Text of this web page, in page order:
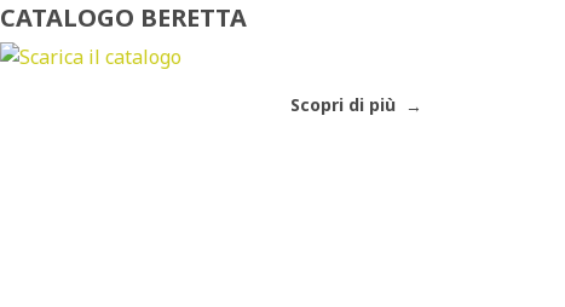
CATALOGO BERETTA
Scopri di più